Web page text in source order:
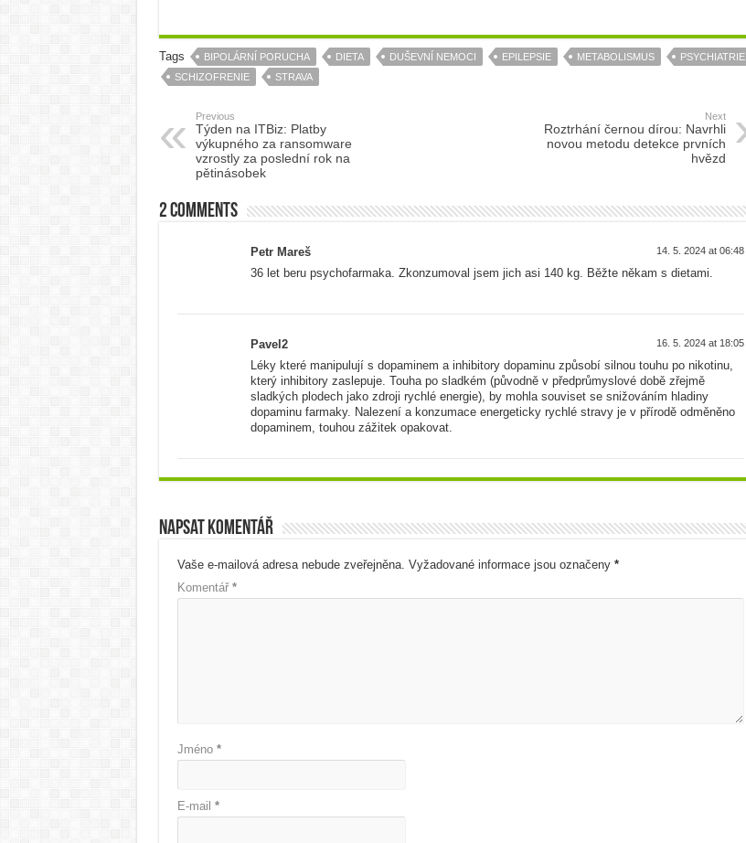
Tags BIPOLÁRNÍ PORUCHA DIETA DUŠEVNÍ NEMOCI EPILEPSIE METABOLISMUS
PSYCHIATRIE
SCHIZOFRENIE
STRAVA
Previous
Týden na ITBiz: Platby
výkupného za ransomware
vzrostly za poslední rok na
pětinásobek
Next
Roztrhání černou dírou: Navrhli
novou metodu detekce prvních
hvězd
2 comments
Petr Mareš 14. 5. 2024 at 06:48
36 let beru psychofarmaka. Zkonzumoval jsem jich asi 140 kg. Běžte někam s dietami.
Pavel2 16. 5. 2024 at 18:05
Léky které manipulují s dopaminem a inhibitory dopaminu způsobí silnou touhu po nikotinu,
který inhibitory zaslepuje. Touha po sladkém (původně v předprůmyslové době zřejmě
sladkých plodech jako zdroji rychlé energie), by mohla souviset se snižováním hladiny
dopaminu farmaky. Nalezení a konzumace energeticky rychlé stravy je v přírodě odměněno
dopaminem, touhou zážitek opakovat.
Napsat komentář
Vaše e-mailová adresa nebude zveřejněna. Vyžadované informace jsou označeny *
Komentář *
Jméno *
E-mail *